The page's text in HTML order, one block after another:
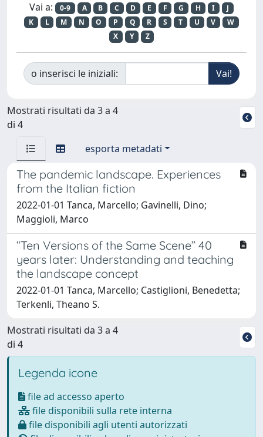
Vai a: 0-9 A B C D E F G H I
J
K
L M N O P Q R S T U V
W
X
Y Z
o inserisci le iniziali:
Mostrati risultati da 3 a 4
di 4
esporta metadati
The pandemic landscape. Experiences
from the Italian fiction
2022-01-01 Tanca, Marcello; Gavinelli, Dino;
Maggioli, Marco
“Ten Versions of the Same Scene” 40
years later: Understanding and teaching
the landscape concept
2022-01-01 Tanca, Marcello; Castiglioni, Benedetta;
Terkenli, Theano S.
Mostrati risultati da 3 a 4
di 4
Legenda icone
file ad accesso aperto
file disponibili sulla rete interna
file disponibili agli utenti autorizzati